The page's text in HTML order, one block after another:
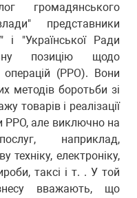
громадянського
представники
і "Української Ради
позицію щодо
операцій (РРО). Вони
методів боротьби зі
товарів і реалізації
РРО, але виключно на
наприклад,
техніку, електроніку,
таксі і т. . У той
вважають, що